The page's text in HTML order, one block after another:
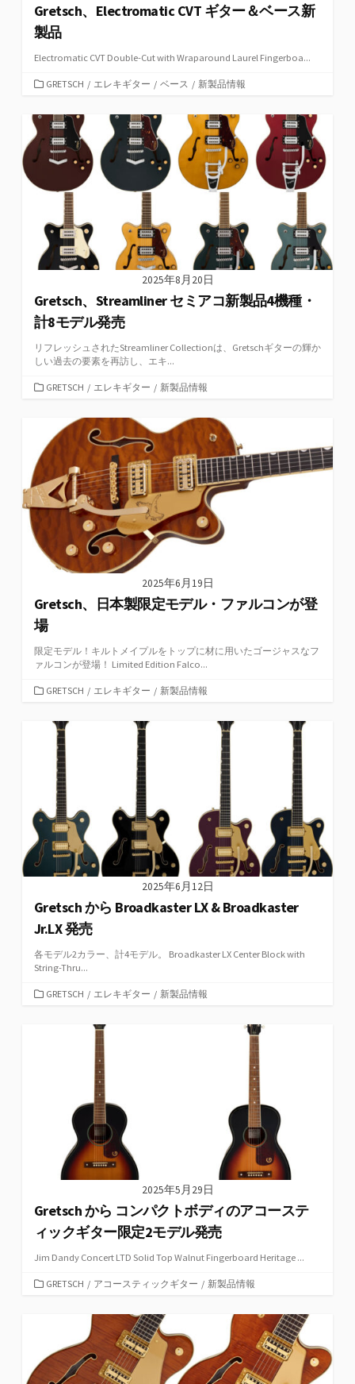
Gretsch、Electromatic CVT ギター＆ベース新
製品
Electromatic CVT Double-Cut with Wraparound Laurel Fingerboa...
カ
ゴ
リ
ー
GRETSCH / エレキギター / ベース / 新製品情報
2025年8月20日
Gretsch、Streamliner セミアコ新製品4機種・
計8モデル発売
リフレッシュされたStreamliner Collectionは、Gretschギターの輝か
しい過去の要素を再訪し、エキ...
カ
ー
GRETSCH / エレキギター / 新製品情報
2025年6月19日
Gretsch、日本製限定モデル・ファルコンが登
場
限定モデル！キルトメイプルをトップに材に用いたゴージャスなフ
ァルコンが登場！ Limited Edition Falco...
カGRETSCH / エレキギター / 新製品情報
2025年6月12日
Gretsch から Broadkaster LX & Broadkaster
Jr.LX 発売
各モデル2カラー、計4モデル。 Broadkaster LX Center Block with
String-Thru...
カGRETSCH / エレキギター / 新製品情報
2025年5月29日
Gretsch から コンパクトボディのアコーステ
ィックギター限定2モデル発売
Jim Dandy Concert LTD Solid Top Walnut Fingerboard Heritage ...
カGRETSCH / アコースティックギター / 新製品情報